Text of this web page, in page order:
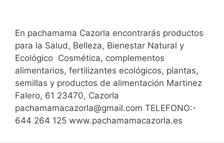
En pachamama Cazorla encontrarás productos
para la Salud, Belleza, Bienestar Natural y
Ecológico Cosmética, complementos
alimentarios, fertilizantes ecológicos, plantas,
semillas y productos de alimentación Martinez
Falero, 61 23470, Cazorla
pachamamacazorla@gmail.com TELEFONO:-
644 264 125 www.pachamamacazorla.es